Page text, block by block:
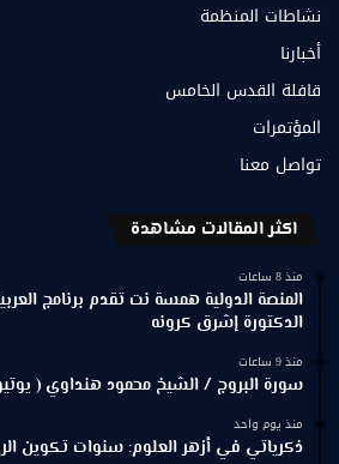
نشاطات المنظمة
أخبارنا
قافلة القدس الخامس
المؤتمرات
تواصل معنا
اكثر المقالات مشاهدة
منذ 8 ساعات
المنصة الدولية همسة نت تقدم برنامج
الدكتورة إشرق كرونه
منذ 9 ساعات
سورة البروج / الشيخ محمود هنداوي (
منذ يوم واحد
ذكرياتي في أزهر العلوم: سنوات تكوين